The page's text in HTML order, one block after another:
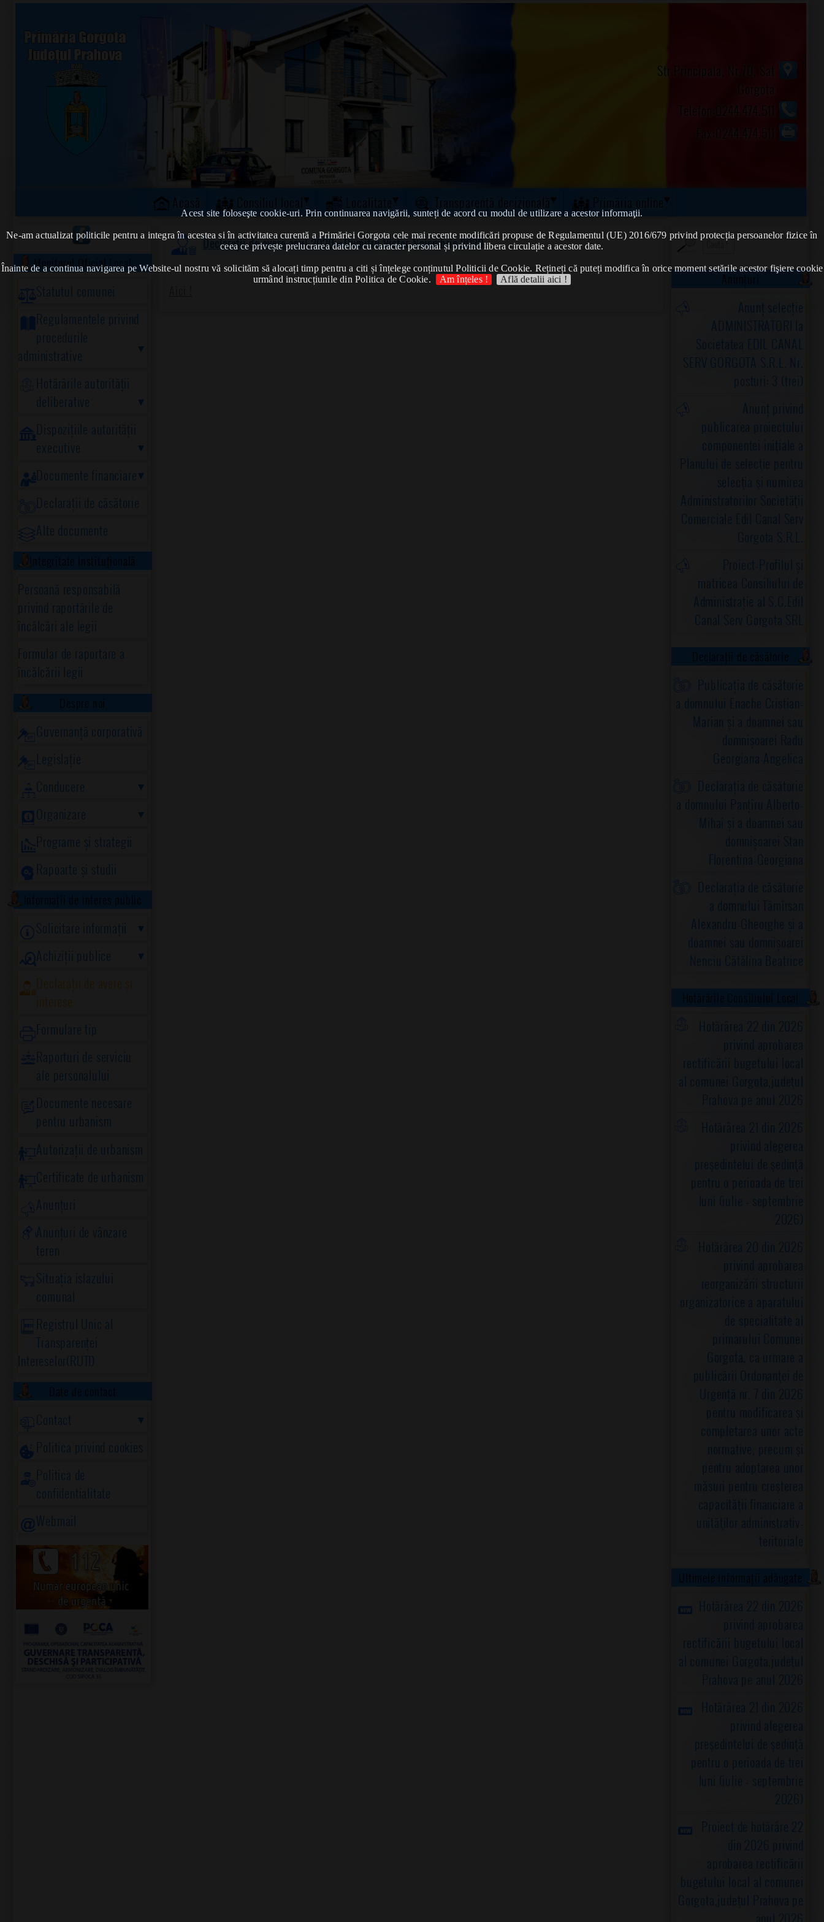
Acest site foloseşte cookie-uri. Prin continuarea navigării, sunteți de acord cu modul de utilizare a acestor informaţii.
Ne-am actualizat politicile pentru a integra în acestea si în activitatea curentă a Primăriei Gorgota cele mai recente modificări propuse de Regulamentul (UE) 2016/679 privind protecția persoanelor fizice în
ceea ce privește prelucrarea datelor cu caracter personal și privind libera circulație a acestor date.
Înainte de a continua navigarea pe Website-ul nostru vă solicităm să alocați timp pentru a citi și înțelege conținutul Politicii de Cookie. Rețineți că puteți modifica în orice moment setările acestor fişiere cookie
urmând instrucțiunile din Politica de Cookie.
Am înțeles ! Află detalii aici !
Acasă Consiliul local Localitate Transparență decizională Primăria online
Str.Principala, Nr.70, Sat
Gorgota
Telefon:0244.474.511
Monitorul Oficial Local
Statutul comunei
Regulamentele privind
procedurile
administrative
Hotărârile autorității
deliberative
Dispozițiile autorității
executive
Documente financiare
Declarații de căsătorie
Alte documente
Integritate Instituțională
Persoană responsabilă
privind raportările de
încălcări ale legii
Formular de raportare a
încălcării legii
Despre noi
Guvernanță corporativă
Legislație
Conducere
Organizare
Programe și strategii
Rapoarte și studii
Informații de interes public
Solicitare informații
Achiziții publice
Declarații de avere și
interese
Formulare tip
Raporturi de serviciu
ale personalului
Documente necesare
pentru urbanism
Autorizații de urbanism
Certificate de urbanism
Anunțuri
Anunțuri de vânzare
teren
Situația islazului
comunal
Registrul Unic al
Transparenței
Intereselor(RUTI)
Date de contact
Contact
Politica privind cookies
Politica de
confidentialitate
Webmail
Declarații de avere anul 2020➠Dumitru Victor-Noiembrie 2020
Anunțuri
Anunț selecție
ADMINISTRATORI la
Societatea EDIL CANAL
SERV GORGOTA S.R.L. Nr.
posturi: 3 (trei)
Anunț privind
publicarea proiectului
componentei iniţiale a
Planului de selecţie pentru
selecţia şi numirea
Administratorilor Societăţii
Comerciale Edil Canal Serv
Gorgota S.R.L.
Proiect-Profilul și
matricea Consiliului de
Administrație al S.C.Edil
Canal Serv Gorgota SRL
Declarații de căsătorie
Publicația de căsătorie
a domnului Enache Cristian-
Marian și a doamnei sau
domnișoarei Radu
Georgiana-Angelica
Declarația de căsătorie
a domnului Panțîru Alberto-
Mihai și a doamnei sau
domnișoarei Stan
Florentina-Georgiana
Declarația de căsătorie
a domnului Tămîrsan
Alexandru-Gheorghe și a
doamnei sau domnișoarei
Nenciu Cătălina Beatrice
Hotărârile Consiliului Local
Hotărârea 22 din 2026
privind aprobarea
rectificării bugetului local
al comunei Gorgota,judeţul
Prahova pe anul 2026
Hotărârea 21 din 2026
privind alegerea
preşedintelui de şedinţă
pentru o perioada de trei
luni (iulie - septembrie
2026)
Hotărârea 20 din 2026
privind aprobarea
reorganizării structurii
organizatorice a aparatului
de specialitate al
primarului Comunei
Gorgota, ca urmare a
publicării Ordonanţei de
Urgență nr. 7 din 2026
pentru modificarea şi
completarea unor acte
normative, precum şi
pentru adoptarea unor
măsuri pentru creşterea
capacităţii financiare a
unităţilor administrativ-
teritoriale
Ultimele informații adăugate
Hotărârea 22 din 2026
privind aprobarea
rectificării bugetului local
al comunei Gorgota,judeţul
Prahova pe anul 2026
Hotărârea 21 din 2026
privind alegerea
preşedintelui de şedinţă
pentru o perioada de trei
luni (iulie - septembrie
2026)
Proiect de hotărâre 22
din 2026 privind
aprobarea rectificării
bugetului local al comunei
Gorgota,judeţul Prahova pe
anul 2026